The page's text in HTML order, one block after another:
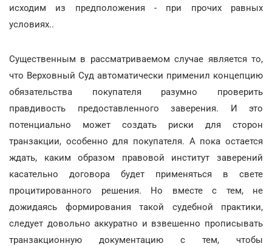
исходим из предположения - при прочих равных
условиях..
Существенным в рассматриваемом случае является то,
что Верховный Суд автоматически применил концепцию
обязательства покупателя разумно проверить
правдивость предоставленного заверения. И это
потенциально может создать риски для сторон
транзакции, особенно для покупателя. А пока остается
ждать, каким образом правовой институт заверений
касательно договора будет применяться в свете
процитированного решения. Но вместе с тем, не
дожидаясь формирования такой судебной практики,
следует довольно аккуратно и взвешенно прописывать
транзакционную документацию с тем, чтобы